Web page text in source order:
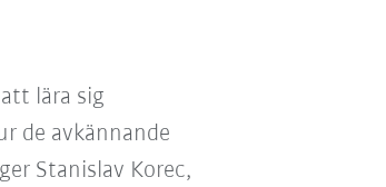
lära sig
de avkännande
Stanislav Korec,